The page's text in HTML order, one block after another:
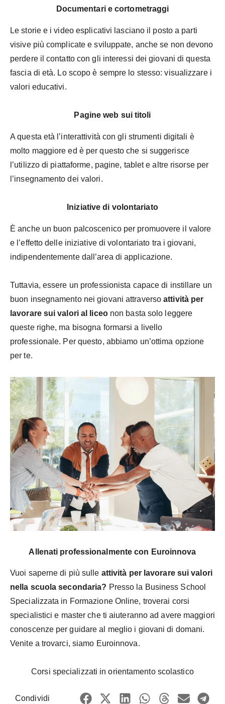
Documentari e cortometraggi
Le storie e i video esplicativi lasciano il posto a parti
visive più complicate e sviluppate, anche se non devono
perdere il contatto con gli interessi dei giovani di questa
fascia di età. Lo scopo è sempre lo stesso: visualizzare i
valori educativi.
Pagine web sui titoli
A questa età l’interattività con gli strumenti digitali è
molto maggiore ed è per questo che si suggerisce
l’utilizzo di piattaforme, pagine, tablet e altre risorse per
l’insegnamento dei valori.
Iniziative di volontariato
È anche un buon palcoscenico per promuovere il valore
e l’effetto delle iniziative di volontariato tra i giovani,
indipendentemente dall’area di applicazione.
Tuttavia, essere un professionista capace di instillare un
buon insegnamento nei giovani attraversoattività per
lavorare sui valori al liceonon basta solo leggere
queste righe, ma bisogna formarsi a livello
professionale. Per questo, abbiamo un’ottima opzione
per te.
Allenati professionalmente con Euroinnova
Vuoi saperne di più sulle attività per lavorare sui valori
nella scuola secondaria? Presso la Business School
Specializzata in Formazione Online, troverai corsi
specialistici e master che ti aiuteranno ad avere maggiori
conoscenze per guidare al meglio i giovani di domani.
Venite a trovarci, siamo Euroinnova.
Corsi specializzati in orientamento scolastico
Condividi